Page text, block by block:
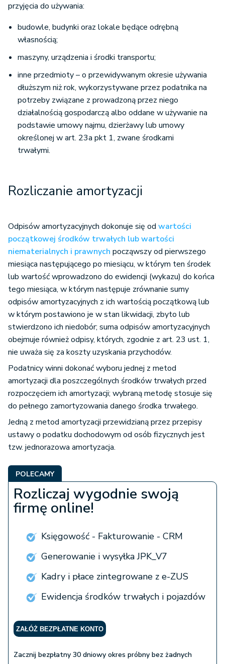
przyjęcia do używania:
budowle, budynki oraz lokale będące odrębną
własnością;
maszyny, urządzenia i środki transportu;
inne przedmioty – o przewidywanym okresie używania
dłuższym niż rok, wykorzystywane przez podatnika na
potrzeby związane z prowadzoną przez niego
działalnością gospodarczą albo oddane w używanie na
podstawie umowy najmu, dzierżawy lub umowy
określonej w art. 23a pkt 1, zwane środkami
trwałymi.
Rozliczanie amortyzacji
Odpisów amortyzacyjnych dokonuje się od wartości
początkowej środków trwałych lub wartości
niematerialnych i prawnych począwszy od pierwszego
miesiąca następującego po miesiącu, w którym ten środek
lub wartość wprowadzono do ewidencji (wykazu) do końca
tego miesiąca, w którym następuje zrównanie sumy
odpisów amortyzacyjnych z ich wartością początkową lub
w którym postawiono je w stan likwidacji, zbyto lub
stwierdzono ich niedobór; suma odpisów amortyzacyjnych
obejmuje również odpisy, których, zgodnie z art. 23 ust. 1,
nie uważa się za koszty uzyskania przychodów.
Podatnicy winni dokonać wyboru jednej z metod
amortyzacji dla poszczególnych środków trwałych przed
rozpoczęciem ich amortyzacji; wybraną metodę stosuje się
do pełnego zamortyzowania danego środka trwałego.
Jedną z metod amortyzacji przewidzianą przez przepisy
ustawy o podatku dochodowym od osób fizycznych jest
tzw. jednorazowa amortyzacja.
POLECAMY
Rozliczaj wygodnie swoją
firmę online!
Księgowość - Fakturowanie - CRM
Generowanie i wysyłka JPK_V7
Kadry i płace zintegrowane z e-ZUS
Ewidencja środków trwałych i pojazdów
ZAŁÓŻ BEZPŁATNE KONTO
Zacznij bezpłatny 30 dniowy okres próbny bez żadnych